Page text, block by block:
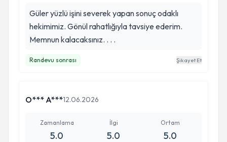
Güler yüzlü işini severek yapan sonuç odaklı
hekimimiz. Gönül rahatlığıyla tavsiye ederim.
Memnun kalacaksınız. . . .
Randevu sonrası Şikayet Et
O*** A***12.06.2026
Zamanlama
5.0
İlgi
5.0
Ortam
5.0